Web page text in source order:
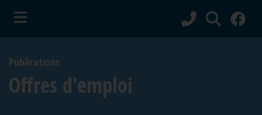
(Culture et tourisme )
Publications
Offres d'emploi